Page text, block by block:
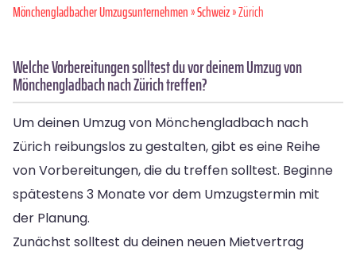
Mönchen­gladbacher Umzugsunternehmen»Schweiz» Zürich
Welche Vorbereitungen solltest du vor deinem Umzug von
Mönchengladbach nach Zürich treffen?
Um deinen Umzug von Mönchengladbach nach
Zürich reibungslos zu gestalten, gibt es eine Reihe
von Vorbereitungen, die du treffen solltest. Beginne
spätestens 3 Monate vor dem Umzugstermin mit
der Planung.
Zunächst solltest du deinen neuen Mietvertrag